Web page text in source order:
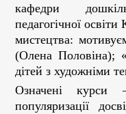
кафедри
педагогічної
мистецтва:
(Олена Половіна);
дітей з художніми
Означені курси
популяризації